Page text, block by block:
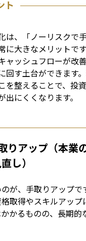
は、「ノーリスクで
に大きなメリットで
ャッシュフローが改
回す土台ができます
を整えることで、投
出にくくなります。
りアップ（本業
し）
が、手取りアップで
取得やスキルアップ
かるものの、長期的